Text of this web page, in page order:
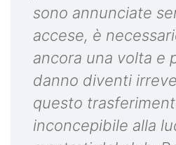
sono annunciate
accese, è
ancora una volta e
danno diventi
questo
inconcepibile alla